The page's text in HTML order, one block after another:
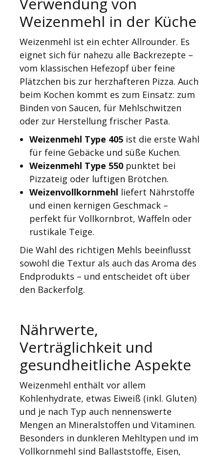
Weizenmehl in der Küche
Weizenmehl ist ein echter Allrounder. Es
eignet sich für nahezu alle Backrezepte –
vom klassischen Hefezopf über feine
Plätzchen bis zur herzhafteren Pizza. Auch
beim Kochen kommt es zum Einsatz: zum
Binden von Saucen, für Mehlschwitzen
oder zur Herstellung frischer Pasta.
Weizenmehl Type 405 ist die erste Wahl
für feine Gebäcke und süße Kuchen.
Weizenmehl Type 550 punktet bei
Pizzateig oder luftigen Brötchen.
Weizenvollkornmehl liefert Nährstoffe
und einen kernigen Geschmack –
perfekt für Vollkornbrot, Waffeln oder
rustikale Teige.
Die Wahl des richtigen Mehls beeinflusst
sowohl die Textur als auch das Aroma des
Endprodukts – und entscheidet oft über
den Backerfolg.
Nährwerte,
Verträglichkeit und
gesundheitliche Aspekte
Weizenmehl enthält vor allem
Kohlenhydrate, etwas Eiweiß (inkl. Gluten)
und je nach Typ auch nennenswerte
Mengen an Mineralstoffen und Vitaminen.
Besonders in dunkleren Mehltypen und im
Vollkornmehl sind Ballaststoffe, Eisen,